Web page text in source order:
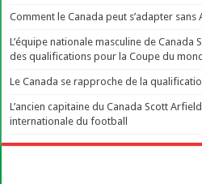
Comment le Canada peut s’adapter sans
L’équipe nationale masculine de Canada
des qualifications pour la Coupe du
Le Canada se rapproche de la
L’ancien capitaine du Canada Scott
internationale du football